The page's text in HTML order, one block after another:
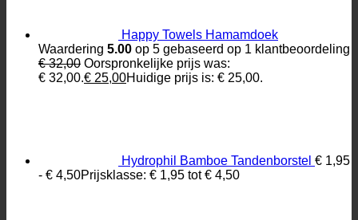
Happy Towels Hamamdoek
Waardering 5.00 op 5 gebaseerd op 1 klantbeoordeling
€32,00 Oorspronkelijke prijs was:
€ 32,00.€ 25,00Huidige prijs is: € 25,00.
Hydrophil Bamboe Tandenborstel € 1,95
- € 4,50Prijsklasse: € 1,95 tot € 4,50